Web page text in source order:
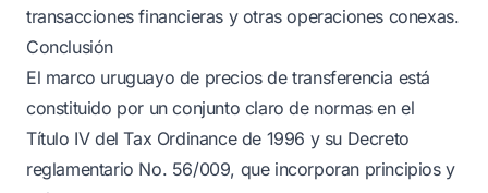
transacciones financieras y otras operaciones conexas.
Conclusión
El marco uruguayo de precios de transferencia está
constituido por un conjunto claro de normas en el
Título IV del Tax Ordinance de 1996 y su Decreto
reglamentario No. 56/009, que incorporan principios y